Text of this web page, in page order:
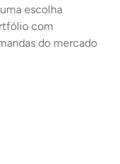
escolha
com
do mercado